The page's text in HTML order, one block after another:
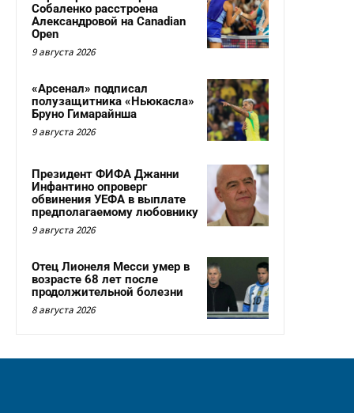
Собаленко расстроена
Александровой на Canadian
Open
9 августа 2026
«Арсенал» подписал
полузащитника «Ньюкасла»
Бруно Гимарайнша
9 августа 2026
Президент ФИФА Джанни
Инфантино опроверг
обвинения УЕФА в выплате
предполагаемому любовнику
9 августа 2026
Отец Лионеля Месси умер в
возрасте 68 лет после
продолжительной болезни
8 августа 2026